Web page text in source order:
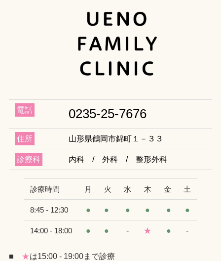
電話 0235-25-7676
住所 山形県鶴岡市錦町１－３３
診療科 内科 / 外科 / 整形外科
診療時間 月 火 水 木 金 土
8:45 - 12:30 ● ● ● ● ● ●
14:00 - 18:00 ● ● - ★ ● -
■ ★は15:00 - 19:00まで診療